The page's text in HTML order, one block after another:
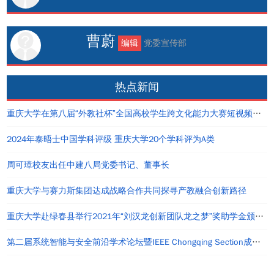
曹蔚 编辑 党委宣传部
热点新闻
重庆大学在第八届“外教社杯”全国高校学生跨文化能力大赛短视频大赛中荣获佳绩
2024年泰晤士中国学科评级 重庆大学20个学科评为A类
周可璋校友出任中建八局党委书记、董事长
重庆大学与赛力斯集团达成战略合作共同探寻产教融合创新路径
重庆大学赴绿春县举行2021年“刘汉龙创新团队龙之梦”奖助学金颁发仪式
第二届系统智能与安全前沿学术论坛暨IEEE Chongqing Section成立仪式在重庆举办